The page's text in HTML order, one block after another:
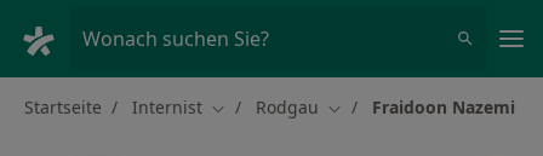
Wonach suchen Sie?
Startseite Internist Stadt ändern
Rodgau Stadt ändern
Fraidoon Nazemi